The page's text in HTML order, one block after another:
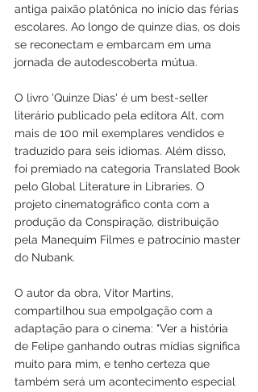
antiga paixão platônica no início das férias
escolares. Ao longo de quinze dias, os dois
se reconectam e embarcam em uma
jornada de autodescoberta mútua.
O livro 'Quinze Dias' é um best-seller
literário publicado pela editora Alt, com
mais de 100 mil exemplares vendidos e
traduzido para seis idiomas. Além disso,
foi premiado na categoria Translated Book
pelo Global Literature in Libraries. O
projeto cinematográfico conta com a
produção da Conspiração, distribuição
pela Manequim Filmes e patrocínio master
do Nubank.
O autor da obra, Vitor Martins,
compartilhou sua empolgação com a
adaptação para o cinema: "Ver a história
de Felipe ganhando outras mídias significa
muito para mim, e tenho certeza que
também será um acontecimento especial